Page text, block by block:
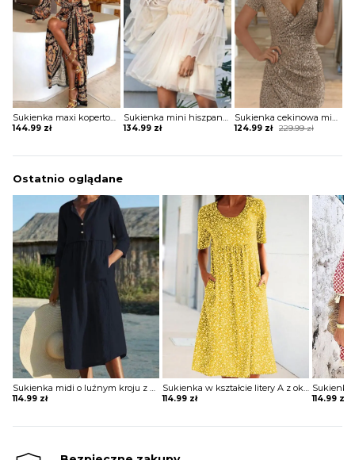
Sukienka maxi kopertowa w stylu boho
144.99 zł
Sukienka mini hiszpanka tiulowa z szerokimi rękawami
134.99 zł
Sukienka cekinowa mini z krótkim rękawem
229.99zł
Original
124.99 zł
Current
Ostatnio oglądane
Sukienka midi o luźnym kroju z guzikami
114.99 zł
Sukienka w kształcie litery A z okrągłym dekoltem
114.99 zł 114.99 zł